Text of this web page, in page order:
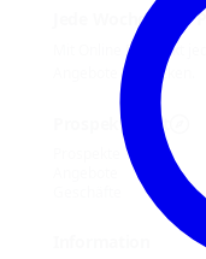
Jede Woche neue
Mit Online Prospekt
Angebote entdecken.
Prospekt-Welt